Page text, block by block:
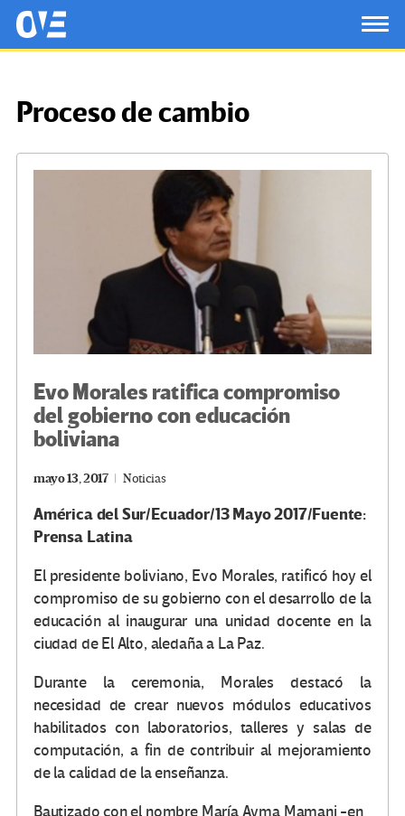
Saltar al contenido principal
OtrasVocesenEducacion.org
Proceso de cambio
Evo Morales ratifica compromiso
del gobierno con educación
boliviana
mayo 13, 2017 Noticias
América del Sur/Ecuador/13 Mayo 2017/Fuente:
Prensa Latina
El presidente boliviano, Evo Morales, ratificó hoy el
compromiso de su gobierno con el desarrollo de la
educación al inaugurar una unidad docente en la
ciudad de El Alto, aledaña a La Paz.
Durante la ceremonia, Morales destacó la
necesidad de crear nuevos módulos educativos
habilitados con laboratorios, talleres y salas de
computación, a fin de contribuir al mejoramiento
de la calidad de la enseñanza.